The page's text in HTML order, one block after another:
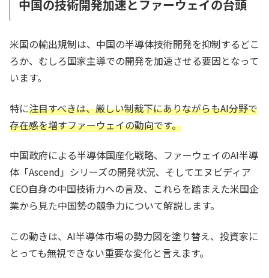
中国の技術開発加速とファーウェイの台頭
米国の輸出規制は、中国の半導体技術開発を抑制するどこ
ろか、むしろ国家主導での開発を加速させる要因となって
います。
特に注目すべきは、厳しい制裁下にありながらもAI分野で
存在感を増すファーウェイの動向です。
中国政府による半導体国産化戦略、ファーウェイのAI半導
体「Ascend」シリーズの開発状況、そしてエヌビディア
CEO自身の中国技術力への言及、これらを踏まえた米国企
業から見た中国勢の競争力について解説します。
この動きは、AI半導体市場の勢力図を塗り替え、投資家に
とっても無視できない重要な変化と言えます。